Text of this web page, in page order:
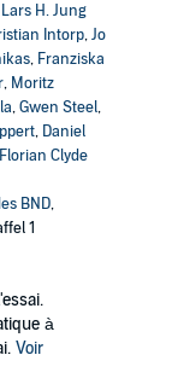
Lars H. Jung
Intorp,Jo
, Franziska
, Moritz
,Gwen Steel,
, Daniel
Florian Clyde
BND,
1
à
Voir